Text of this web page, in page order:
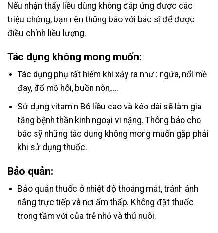
Nếu nhận thấy liều dùng không đáp ứng được các
triệu chứng, bạn nên thông báo với bác sĩ để được
điều chỉnh liều lượng.
Tác dụng không mong muốn:
Tác dụng phụ rất hiếm khi xảy ra như : ngứa, nổi mề
đay, đổ mồ hôi, buồn nôn,….
Sử dụng vitamin B6 liều cao và kéo dài sẽ làm gia
tăng bệnh thần kinh ngoại vi nặng. Thông báo cho
bác sỹ những tác dụng không mong muốn gặp phải
khi sử dụng thuốc.
Bảo quản:
Bảo quản thuốc ở nhiệt độ thoáng mát, tránh ánh
nắng trực tiếp và nơi ẩm thấp. Không đặt thuốc
trong tầm với của trẻ nhỏ và thú nuôi.